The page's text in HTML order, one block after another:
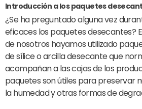
Introducción a los paquetes
¿Se ha preguntado alguna vez
eficaces los paquetes desecantes?
de nosotros hayamos utilizado
de sílice o arcilla desecante que
acompañan a las cajas de los
paquetes son útiles para preservar
la humedad y otras formas de